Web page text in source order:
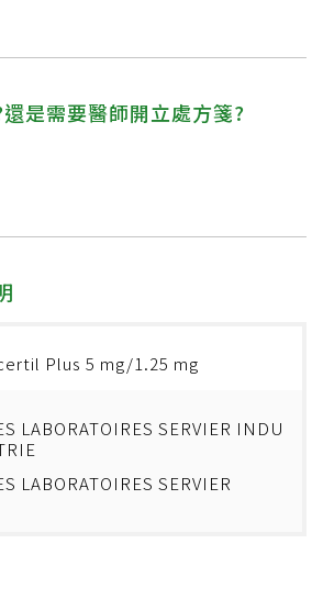
是需要醫師開立處方箋?
Plus 5 mg/1.25 mg
LABORATOIRES SERVIER INDU
LABORATOIRES SERVIER